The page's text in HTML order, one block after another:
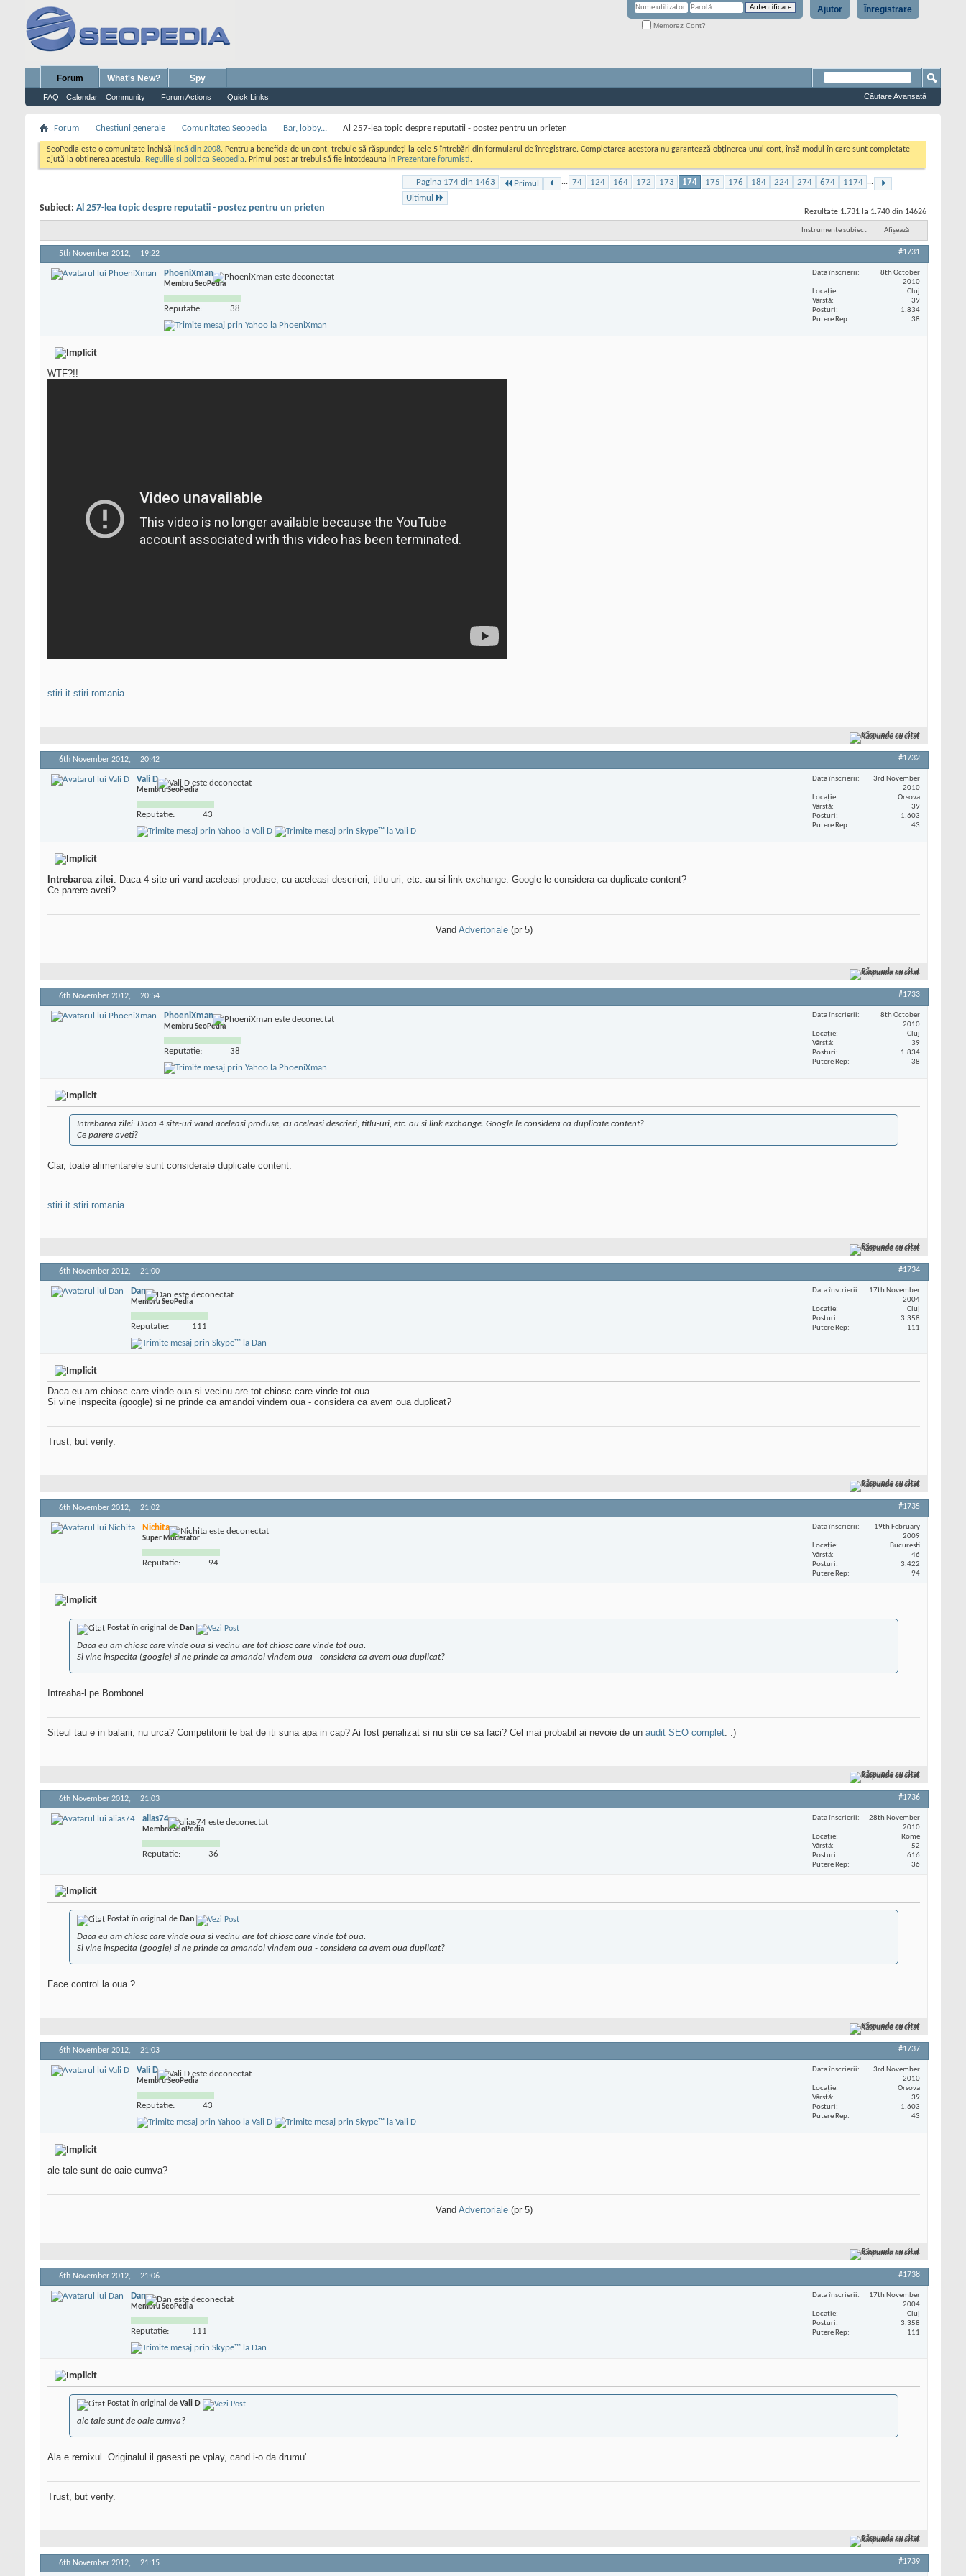
Înregistrare
Ajutor
Memorez Cont?
Forum
FAQ Calendar Community Forum Actions Quick Links
What's New? Spy
Căutare Avansată
Forum Chestiuni generale Comunitatea Seopedia Bar, lobby... Al 257-lea topic despre reputatii - postez pentru un prieten
SeoPedia este o comunitate inchisă incă din 2008. Pentru a beneficia de un cont, trebuie să răspundeți la cele 5 întrebări din formularul de înregistrare. Completarea acestora nu garantează obținerea unui cont, însă modul în care sunt completate
ajută la obținerea acestuia. Regulile si politica Seopedia. Primul post ar trebui să fie intotdeauna in Prezentare forumisti.
Pagina 174 din 1463 Primul ... 74 124 164 172 173 174 175 176 184 224 274 674 1174 ...
Ultimul
Rezultate 1.731 la 1.740 din 14626
Subiect: Al 257-lea topic despre reputatii - postez pentru un prieten
Instrumente subiect Afișează
5th November 2012, 19:22 #1731
PhoeniXman
Membru SeoPedia
Reputatie: 38
Data înscrierii
8th October
2010
Locaţie
Cluj
Vârstă
39
Posturi
1.834
Putere Rep
38
WTF?!!
stiri it stiri romania
Răspunde cu citat
6th November 2012, 20:42 #1732
Vali D
Membru SeoPedia
Reputatie: 43
Data înscrierii
3rd November
2010
Locaţie
Orsova
Vârstă
39
Posturi
1.603
Putere Rep
43
Intrebarea zilei: Daca 4 site-uri vand aceleasi produse, cu aceleasi descrieri, titlu-uri, etc. au si link exchange. Google le considera ca duplicate content?
Ce parere aveti?
Vand Advertoriale (pr 5)
Răspunde cu citat
6th November 2012, 20:54 #1733
PhoeniXman
Membru SeoPedia
Reputatie: 38
Data înscrierii
8th October
2010
Locaţie
Cluj
Vârstă
39
Posturi
1.834
Putere Rep
38
Intrebarea zilei: Daca 4 site-uri vand aceleasi produse, cu aceleasi descrieri, titlu-uri, etc. au si link exchange. Google le considera ca duplicate content?
Ce parere aveti?
Clar, toate alimentarele sunt considerate duplicate content.
stiri it stiri romania
Răspunde cu citat
6th November 2012, 21:00 #1734
Dan
Membru SeoPedia
Reputatie: 111
Data înscrierii
17th November
2004
Locaţie
Cluj
Posturi
3.358
Putere Rep
111
Daca eu am chiosc care vinde oua si vecinu are tot chiosc care vinde tot oua.
Si vine inspecita (google) si ne prinde ca amandoi vindem oua - considera ca avem oua duplicat?
Trust, but verify.
Răspunde cu citat
6th November 2012, 21:02 #1735
Nichita
Super Moderator
Reputatie: 94
Data înscrierii
19th February
2009
Locaţie
Bucuresti
Vârstă
46
Posturi
3.422
Putere Rep
94
Postat în original de Dan
Daca eu am chiosc care vinde oua si vecinu are tot chiosc care vinde tot oua.
Si vine inspecita (google) si ne prinde ca amandoi vindem oua - considera ca avem oua duplicat?
Intreaba-l pe Bombonel.
Siteul tau e in balarii, nu urca? Competitorii te bat de iti suna apa in cap? Ai fost penalizat si nu stii ce sa faci? Cel mai probabil ai nevoie de un audit SEO complet. :)
Răspunde cu citat
6th November 2012, 21:03 #1736
alias74
Membru SeoPedia
Reputatie: 36
Data înscrierii
28th November
2010
Locaţie
Rome
Vârstă
52
Posturi
616
Putere Rep
36
Postat în original de Dan
Daca eu am chiosc care vinde oua si vecinu are tot chiosc care vinde tot oua.
Si vine inspecita (google) si ne prinde ca amandoi vindem oua - considera ca avem oua duplicat?
Face control la oua ?
Răspunde cu citat
6th November 2012, 21:03 #1737
Vali D
Membru SeoPedia
Reputatie: 43
Data înscrierii
3rd November
2010
Locaţie
Orsova
Vârstă
39
Posturi
1.603
Putere Rep
43
ale tale sunt de oaie cumva?
Vand Advertoriale (pr 5)
Răspunde cu citat
6th November 2012, 21:06 #1738
Dan
Membru SeoPedia
Reputatie: 111
Data înscrierii
17th November
2004
Locaţie
Cluj
Posturi
3.358
Putere Rep
111
Postat în original de Vali D
ale tale sunt de oaie cumva?
Ala e remixul. Originalul il gasesti pe vplay, cand i-o da drumu'
Trust, but verify.
Răspunde cu citat
6th November 2012, 21:15 #1739